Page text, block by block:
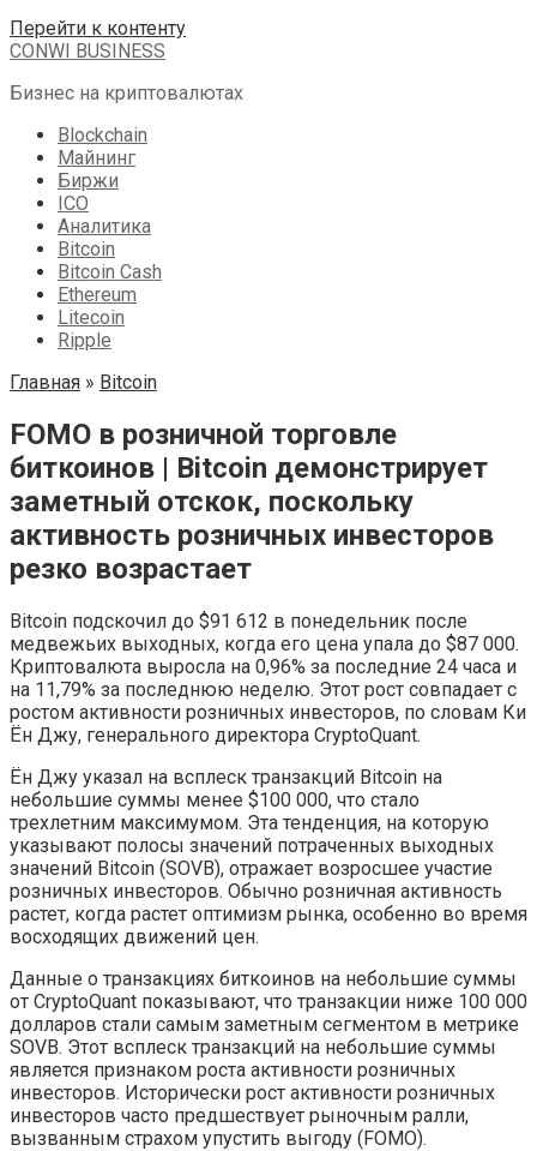
Перейти к контенту
CONWI BUSINESS
Бизнес на криптовалютах
Blockchain
Майнинг
Биржи
ICO
Аналитика
Bitcoin
Bitcoin Cash
Ethereum
Litecoin
Ripple
Главная » Bitcoin
FOMO в розничной торговле
биткоинов | Bitcoin демонстрирует
заметный отскок, поскольку
активность розничных инвесторов
резко возрастает
Bitcoin подскочил до $91 612 в понедельник после
медвежьих выходных, когда его цена упала до $87 000.
Криптовалюта выросла на 0,96% за последние 24 часа и
на 11,79% за последнюю неделю. Этот рост совпадает с
ростом активности розничных инвесторов, по словам Ки
Ён Джу, генерального директора CryptoQuant.
Ён Джу указал на всплеск транзакций Bitcoin на
небольшие суммы менее $100 000, что стало
трехлетним максимумом. Эта тенденция, на которую
указывают полосы значений потраченных выходных
значений Bitcoin (SOVB), отражает возросшее участие
розничных инвесторов. Обычно розничная активность
растет, когда растет оптимизм рынка, особенно во время
восходящих движений цен.
Данные о транзакциях биткоинов на небольшие суммы
от CryptoQuant показывают, что транзакции ниже 100 000
долларов стали самым заметным сегментом в метрике
SOVB. Этот всплеск транзакций на небольшие суммы
является признаком роста активности розничных
инвесторов. Исторически рост активности розничных
инвесторов часто предшествует рыночным ралли,
вызванным страхом упустить выгоду (FOMO).